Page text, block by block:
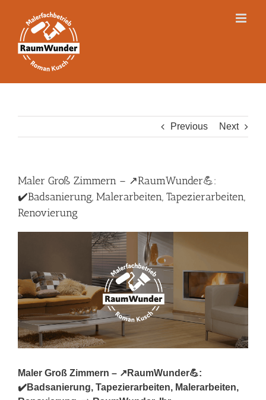
content
Previous Next
Maler Groß Zimmern – ↗️RaumWunder💪:
✔️Badsanierung, Malerarbeiten, Tapezierarbeiten,
Renovierung
Maler Groß Zimmern – ↗️RaumWunder💪:
✔️Badsanierung, Tapezierarbeiten, Malerarbeiten,